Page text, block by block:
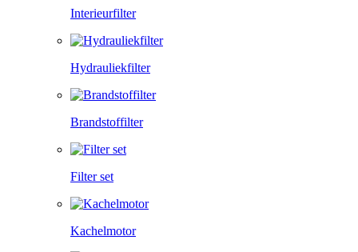
Interieurfilter
Hydrauliekfilter
Brandstoffilter
Filter set
Kachelmotor